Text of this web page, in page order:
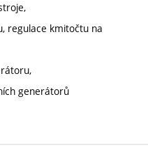
regulace kmitočtu na
generátorů